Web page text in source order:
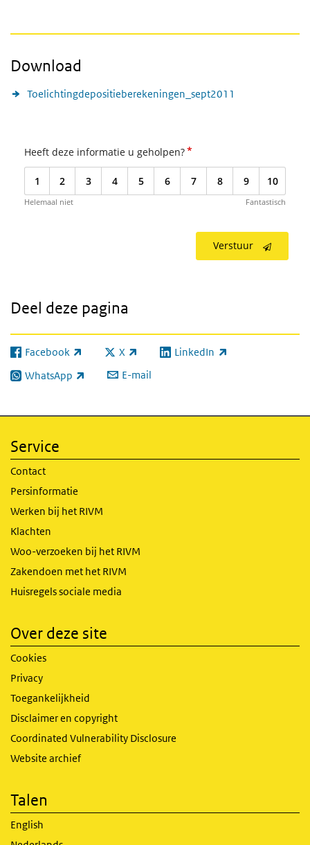
Download
Toelichtingdepositieberekeningen_sept2011
Heeft deze informatie u geholpen?*
1 2 3 4 5 6 7 8 9 10
Helemaal niet Fantastisch
Verstuur
Deel deze pagina
Facebook
(externe link) X
(externe link) LinkedIn
(externe link)
WhatsApp
(externe link) E-mail
Service
Contact
Persinformatie
Werken bij het RIVM
Klachten
Woo-verzoeken bij het RIVM
Zakendoen met het RIVM
Huisregels sociale media
Over deze site
Cookies
Privacy
Toegankelijkheid
Disclaimer en copyright
Coordinated Vulnerability Disclosure
Website archief
Talen
English